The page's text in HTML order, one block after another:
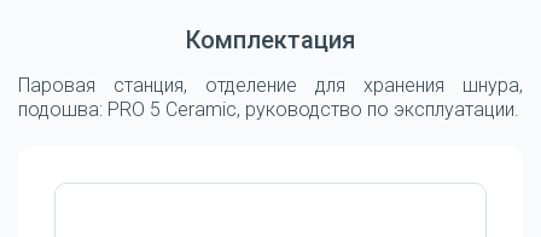
Комплектация
Паровая станция, отделение для хранения шнура,
подошва: PRO 5 Ceramic, руководство по эксплуатации.